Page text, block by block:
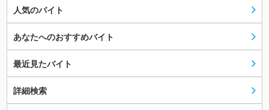
人気のバイト
あなたへのおすすめバイト
最近見たバイト
詳細検索